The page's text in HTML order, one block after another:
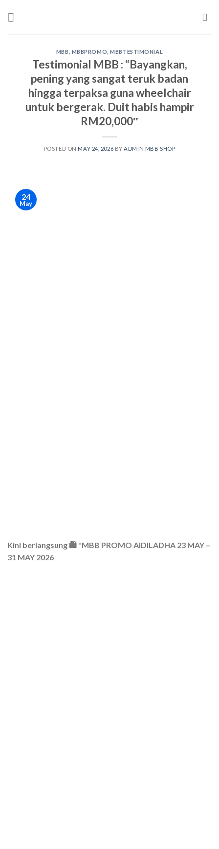
MBB MBBPROMO ,MBBTESTIMONIAL
Testimonial MBB : “Bayangkan,
pening yang sangat teruk badan
hingga terpaksa guna wheelchair
untuk bergerak. Duit habis hampir
RM20,000″
POSTED ON MAY 24, 2026 BY ADMIN MBB SHOP
24
May
Kini berlangsung 🛍️ *MBB PROMO AIDILADHA 23 MAY –
31 MAY 2026